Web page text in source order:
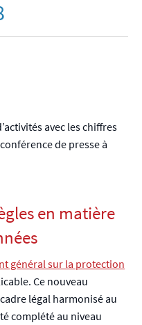
avec les chiffres
de presse à
en matière
général sur la protection
Ce nouveau
légal harmonisé au
complété au niveau